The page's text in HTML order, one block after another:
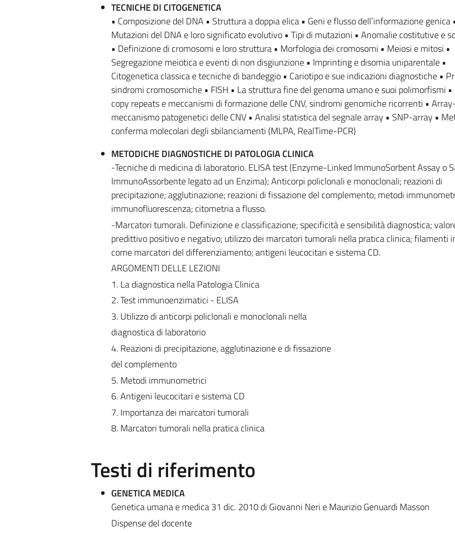
TECNICHE DI CITOGENETICA
• Composizione del DNA • Struttura a doppia elica • Geni e flusso dell’informazione genica
Mutazioni del DNA e loro significato evolutivo • Tipi di mutazioni • Anomalie costitutive e
• Definizione di cromosomi e loro struttura • Morfologia dei cromosomi • Meiosi e mitosi •
Segregazione meiotica e eventi di non disgiunzione • Imprinting e disomia uniparentale •
Citogenetica classica e tecniche di bandeggio • Cariotipo e sue indicazioni diagnostiche •
sindromi cromosomiche • FISH • La struttura fine del genoma umano e suoi polimorfismi
copy repeats e meccanismi di formazione delle CNV, sindromi genomiche ricorrenti •
meccanismo patogenetici delle CNV • Analisi statistica del segnale array • SNP-array •
conferma molecolari degli sbilanciamenti (MLPA, RealTime-PCR)
METODICHE DIAGNOSTICHE DI PATOLOGIA CLINICA
-Tecniche di medicina di laboratorio. ELISA test (Enzyme-Linked ImmunoSorbent Assay o
ImmunoAssorbente legato ad un Enzima); Anticorpi policlonali e monoclonali; reazioni di
precipitazione; agglutinazione; reazioni di fissazione del complemento; metodi
immunofluorescenza; citometria a flusso.
-Marcatori tumorali. Definizione e classificazione; specificità e sensibilità diagnostica;
predittivo positivo e negativo; utilizzo dei marcatori tumorali nella pratica clinica; filamenti
come marcatori del differenziamento; antigeni leucocitari e sistema CD.
ARGOMENTI DELLE LEZIONI
1. La diagnostica nella Patologia Clinica
2. Test immunoenzimatici - ELISA
3. Utilizzo di anticorpi policlonali e monoclonali nella
diagnostica di laboratorio
4. Reazioni di precipitazione, agglutinazione e di fissazione
del complemento
5. Metodi immunometrici
6. Antigeni leucocitari e sistema CD
7. Importanza dei marcatori tumorali
8. Marcatori tumorali nella pratica clinica
Testi di riferimento
GENETICA MEDICA
Genetica umana e medica 31 dic. 2010 di Giovanni Neri e Maurizio Genuardi Masson
Dispense del docente